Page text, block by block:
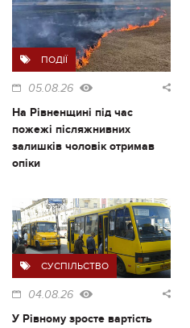
ПОДІЇ
05.08.26
На Рівненщині під час
пожежі післяжнивних
залишків чоловік отримав
опіки
СУСПІЛЬСТВО
04.08.26
У Рівному зросте вартість